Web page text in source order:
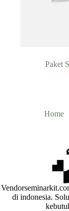
Paket
Home
di indonesia.